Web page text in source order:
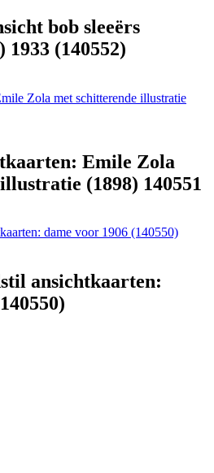
bob sleeërs
1933 (140552)
Zola met schitterende illustratie
Emile Zola
(1898) 140551
dame voor 1906 (140550)
ansichtkaarten: